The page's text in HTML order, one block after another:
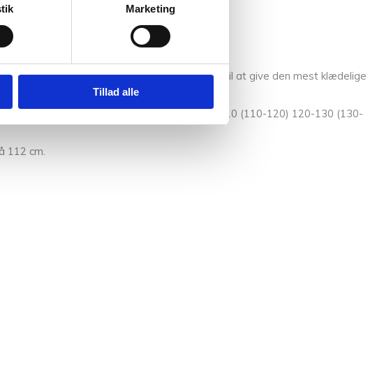
Marketing
Tillad alle
for str. 2XL-4XL. Bevægelsesrummet er sat til at give den mest klædelige
80-85 (85-90) 90-95 (95-100) 100-110 (110-120) 120-130 (130-
112 cm.